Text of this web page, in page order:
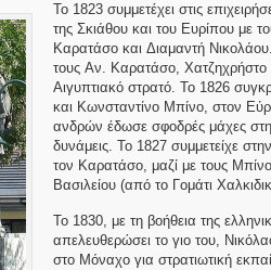
Το 1823 συμμετέχει στις
της Σκιάθου και του Ευρίπου με
Καρατάσο και Διαμαντή
τους Αν. Καρατάσο, Χατζηχρήστο
Αιγυπτιακό στρατό. Το 1826
και Κωνσταντίνο Μπίνο, στον
ανδρών έδωσε σφοδρές μάχες
δυνάμεις. Το 1827 συμμετείχε
τον Καρατάσο, μαζί με τους
Βασιλείου (από το Γομάτι
Το 1830, με τη βοήθεια της
απελευθερώσει το γιο του,
στο Μόναχο για στρατιωτική